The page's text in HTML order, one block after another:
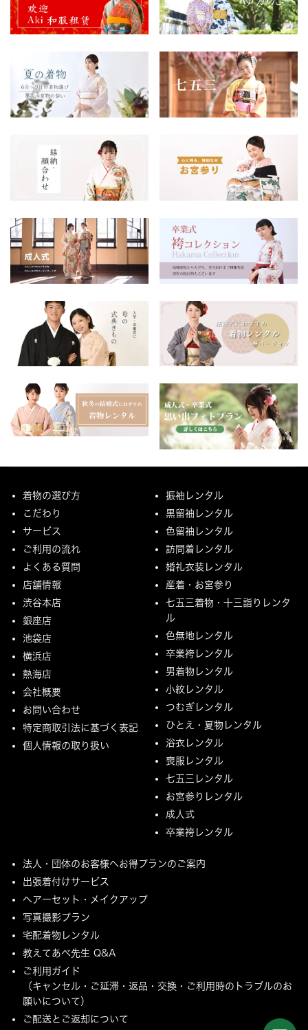
着物の選び方
こだわり
サービス
ご利用の流れ
よくある質問
店舗情報
渋谷本店
銀座店
池袋店
横浜店
熱海店
会社概要
お問い合わせ
特定商取引法に基づく表記
個人情報の取り扱い
振袖レンタル
黒留袖レンタル
色留袖レンタル
訪問着レンタル
婚礼衣装レンタル
産着・お宮参り
七五三着物・十三詣りレンタ
ル
色無地レンタル
卒業袴レンタル
男着物レンタル
小紋レンタル
つむぎレンタル
ひとえ・夏物レンタル
浴衣レンタル
喪服レンタル
七五三レンタル
お宮参りレンタル
成人式
卒業袴レンタル
法人・団体のお客様へお得プランのご案内
出張着付けサービス
ヘアーセット・メイクアップ
写真撮影プラン
宅配着物レンタル
教えてあべ先生 Q&A
ご利用ガイド
（キャンセル・ご延滞・返品・交換・ご利用時のトラブルのお
願いについて）
ご配送とご返却について